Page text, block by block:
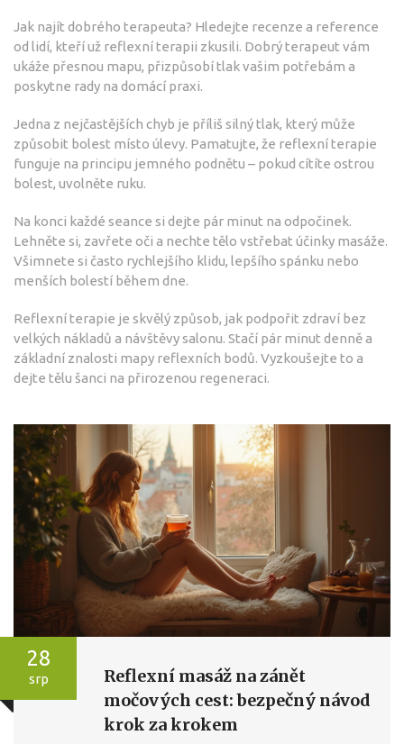
Jak najít dobrého terapeuta? Hledejte recenze a reference
od lidí, kteří už reflexní terapii zkusili. Dobrý terapeut vám
ukáže přesnou mapu, přizpůsobí tlak vašim potřebám a
poskytne rady na domácí praxi.
Jedna z nejčastějších chyb je příliš silný tlak, který může
způsobit bolest místo úlevy. Pamatujte, že reflexní terapie
funguje na principu jemného podnětu – pokud cítíte ostrou
bolest, uvolněte ruku.
Na konci každé seance si dejte pár minut na odpočinek.
Lehněte si, zavřete oči a nechte tělo vstřebat účinky masáže.
Všimnete si často rychlejšího klidu, lepšího spánku nebo
menších bolestí během dne.
Reflexní terapie je skvělý způsob, jak podpořit zdraví bez
velkých nákladů a návštěvy salonu. Stačí pár minut denně a
základní znalosti mapy reflexních bodů. Vyzkoušejte to a
dejte tělu šanci na přirozenou regeneraci.
28
srp
Reflexní masáž na zánět
močových cest: bezpečný návod
krok za krokem